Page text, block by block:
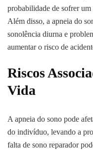
probabilidade de sofrer
Além disso, a apneia do
sonolência diurna e
aumentar o risco de
Riscos
Vida
A apneia do sono pode
do indivíduo, levando a
falta de sono reparador